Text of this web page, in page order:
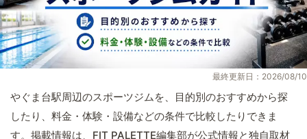
最終更新日：2026/08/10
やぐま台駅周辺のスポーツジムを、目的別のおすすめから探
したり、料金・体験・設備などの条件で比較したりできま
す。掲載情報は、FIT PALETTE編集部が公式情報と独自取材